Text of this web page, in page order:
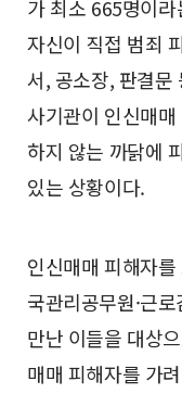
가 최소 665명이
자신이 직접 범죄
서, 공소장, 판결문
사기관이 인신매
하지 않는 까닭에
있는 상황이다.
인신매매 피해자를
국관리공무원·근
만난 이들을 대상
매매 피해자를 가